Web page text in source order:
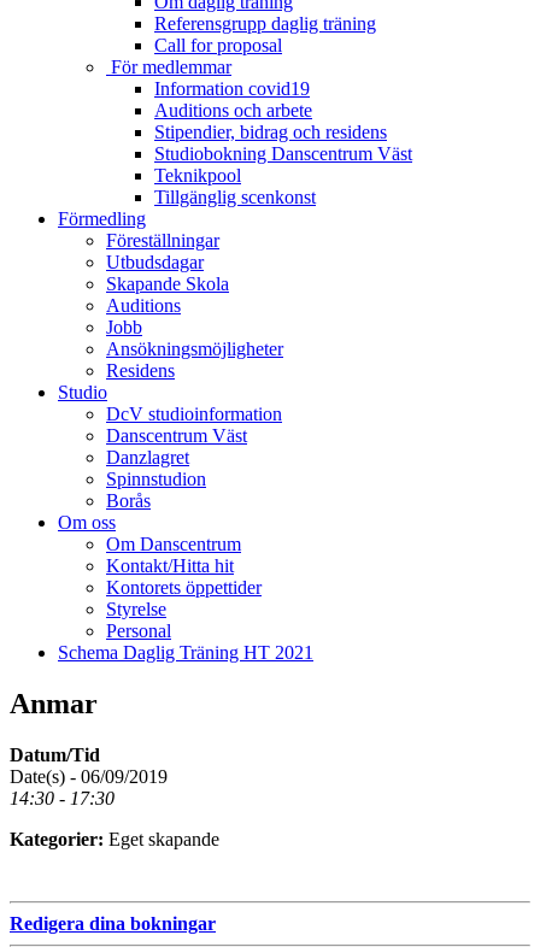
Referensgrupp daglig träning
Call for proposal
För medlemmar
Information covid19
Auditions och arbete
Stipendier, bidrag och residens
Studiobokning Danscentrum Väst
Teknikpool
Tillgänglig scenkonst
Förmedling
Föreställningar
Utbudsdagar
Skapande Skola
Auditions
Jobb
Ansökningsmöjligheter
Residens
Studio
DcV studioinformation
Danscentrum Väst
Danzlagret
Spinnstudion
Borås
Om oss
Om Danscentrum
Kontakt/Hitta hit
Kontorets öppettider
Styrelse
Personal
Schema Daglig Träning HT 2021
Anmar
Datum/Tid
Date(s) - 06/09/2019
14:30 - 17:30
Kategorier: Eget skapande
Redigera dina bokningar